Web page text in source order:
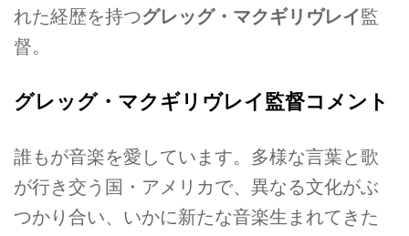
れた経歴を持つグレッグ・マクギリヴレイ監
督。
グレッグ・マクギリヴレイ監督コメント
誰もが音楽を愛しています。多様な言葉と歌
が行き交う国・アメリカで、異なる文化がぶ
つかり合い、いかに新たな音楽生まれてきた